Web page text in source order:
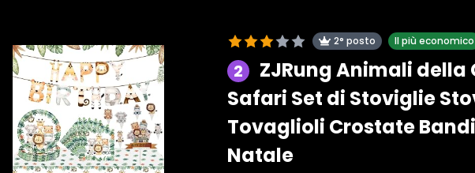
2° posto Il più economico
2
ZJRung Animali
Safari Set di Stoviglie
Tovaglioli Crostate
Natale